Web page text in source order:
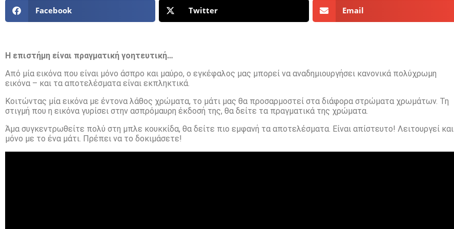
Facebook Twitter Email
Η επιστήμη είναι πραγματική γοητευτική…
Από μία εικόνα που είναι μόνο άσπρο και μαύρο, ο εγκέφαλος μας μπορεί να αναδημιουργήσει κανονικά πολύχρωμη
εικόνα – και τα αποτελέσματα είναι εκπληκτικά.
Κοιτώντας μία εικόνα με έντονα λάθος χρώματα, το μάτι μας θα προσαρμοστεί στα διάφορα στρώματα χρωμάτων. Τη
στιγμή που η εικόνα γυρίσει στην ασπρόμαυρη έκδοσή της, θα δείτε τα πραγματικά της χρώματα.
Άμα συγκεντρωθείτε πολύ στη μπλε κουκκίδα, θα δείτε πιο εμφανή τα αποτελέσματα. Είναι απίστευτο! Λειτουργεί και
μόνο με το ένα μάτι. Πρέπει να το δοκιμάσετε!